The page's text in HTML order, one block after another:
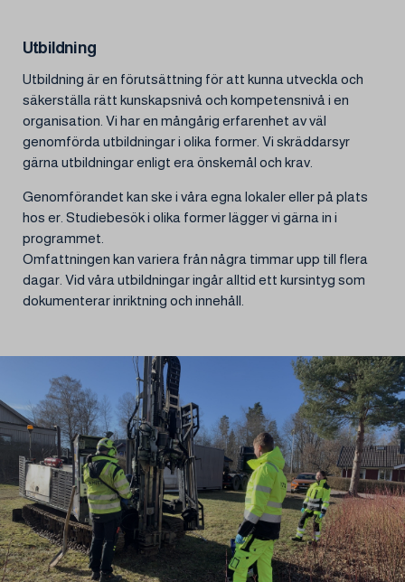
Utbildning
Utbildning är en förutsättning för att kunna utveckla och
säkerställa rätt kunskapsnivå och kompetensnivå i en
organisation. Vi har en mångårig erfarenhet av väl
genomförda utbildningar i olika former. Vi skräddarsyr
gärna utbildningar enligt era önskemål och krav.
Genomförandet kan ske i våra egna lokaler eller på plats
hos er. Studiebesök i olika former lägger vi gärna in i
programmet.
Omfattningen kan variera från några timmar upp till flera
dagar. Vid våra utbildningar ingår alltid ett kursintyg som
dokumenterar inriktning och innehåll.